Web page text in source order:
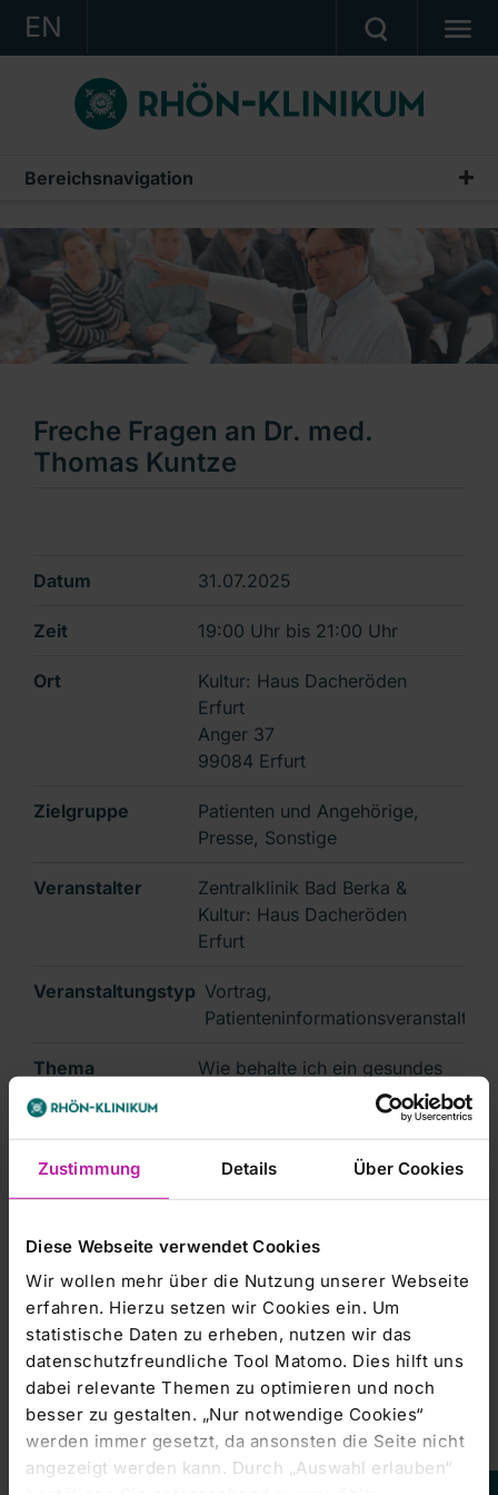
Zustimmung Details Über Cookies
Diese Webseite verwendet Cookies
Wir wollen mehr über die Nutzung unserer Webseite
erfahren. Hierzu setzen wir Cookies ein. Um
statistische Daten zu erheben, nutzen wir das
datenschutzfreundliche Tool Matomo. Dies hilft uns
dabei relevante Themen zu optimieren und noch
besser zu gestalten. „Nur notwendige Cookies“
werden immer gesetzt, da ansonsten die Seite nicht
angezeigt werden kann. Durch „Auswahl erlauben“
EN
KONZERN
KLINIKEN
KARRIERE
PRESSE
KONTAKT
Ein Unternehmen der RHÖN-KLINIKUM AG
Bereichsnavigation
Veranstaltungen aus den Kliniken
Freche Fragen an Dr. med.
Thomas Kuntze
Datum 31.07.2025
Zeit 19:00 Uhr bis 21:00 Uhr
Ort
Kultur: Haus Dacheröden
Erfurt
Anger 37
99084 Erfurt
Zielgruppe
Patienten und Angehörige,
Presse, Sonstige
Veranstalter
Zentralklinik Bad Berka &
Kultur: Haus Dacheröden
Erfurt
Veranstaltungstyp Vortrag,
Patienteninformationsveranstaltung
Thema
Wie behalte ich ein gesundes
Herz? Vermeidbare und
Herzkrankheiten.
Sprecher
Dr. med. Thomas Kuntze
Herzchirurgie)
Details
Wir fragenDr. med. Thomas Kuntze, Chefarzt der Klinik
für Herzchirurgie, zum Thema: Wie behalte ich ein
gesundes Herz? Vermeidbare und schicksalhafte
Herzkrankheiten.